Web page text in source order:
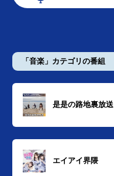
「音楽」カテゴリの番組
是是の路地裏放送
エイアイ界隈